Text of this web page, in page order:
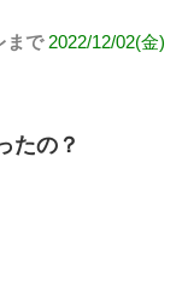
まで 2022/12/02(金)
たの？